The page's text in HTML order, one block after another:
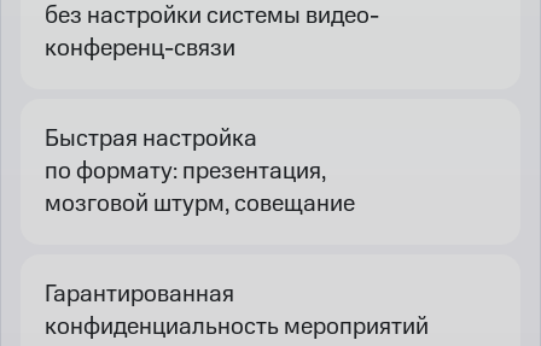
без настройки системы видео-
конференц-связи
Быстрая настройка
по формату: презентация,
мозговой штурм, совещание
Гарантированная
конфиденциальность мероприятий